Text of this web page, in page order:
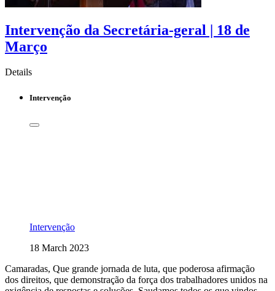
Intervenção da Secretária-geral | 18 de
Março
Details
Intervenção
Intervenção
18 March 2023
Camaradas, Que grande jornada de luta, que poderosa afirmação
dos direitos, que demonstração da força dos trabalhadores unidos na